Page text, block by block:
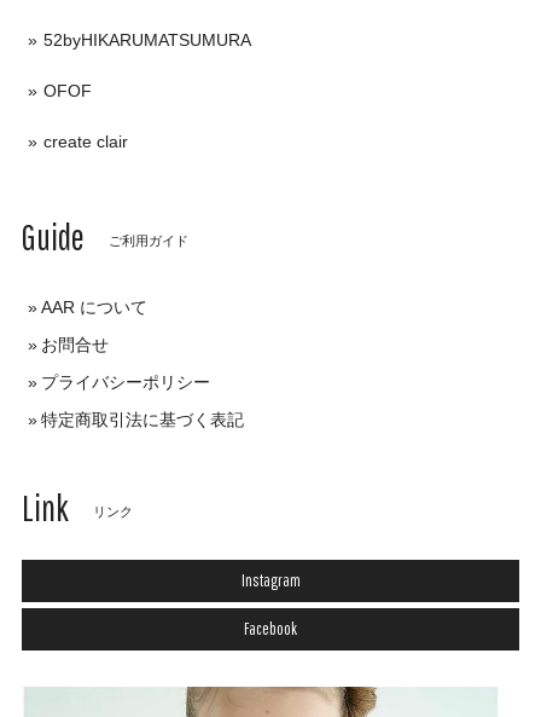
52byHIKARUMATSUMURA
OFOF
create clair
Guide ご利用ガイド
AAR について
お問合せ
プライバシーポリシー
特定商取引法に基づく表記
Link リンク
Instagram
Facebook